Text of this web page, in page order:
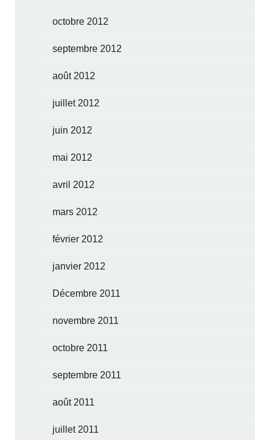
octobre 2012
septembre 2012
août 2012
juillet 2012
juin 2012
mai 2012
avril 2012
mars 2012
février 2012
janvier 2012
Décembre 2011
novembre 2011
octobre 2011
septembre 2011
août 2011
juillet 2011